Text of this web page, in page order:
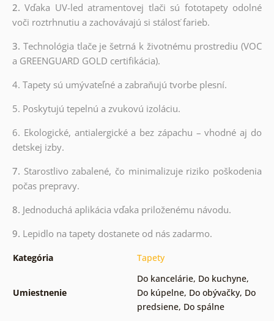
2.Vďaka UV-led atramentovej tlači sú fototapety odolné
voči roztrhnutiu a zachovávajú si stálosť farieb.
3. Technológia tlače je šetrná k životnému prostrediu (VOC
a GREENGUARD GOLD certifikácia).
4. Tapety sú umývateľné a zabraňujú tvorbe plesní.
5. Poskytujú tepelnú a zvukovú izoláciu.
6. Ekologické, antialergické a bez zápachu – vhodné aj do
detskej izby.
7. Starostlivo zabalené, čo minimalizuje riziko poškodenia
počas prepravy.
8. Jednoduchá aplikácia vďaka priloženému návodu.
9. Lepidlo na tapety dostanete od nás zadarmo.
Kategória Tapety
Umiestnenie
Do kancelárie, Do kuchyne,
Do kúpelne, Do obývačky, Do
predsiene, Do spálne